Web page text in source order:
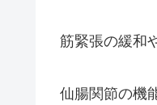
筋緊張の緩和
仙腸関節の機